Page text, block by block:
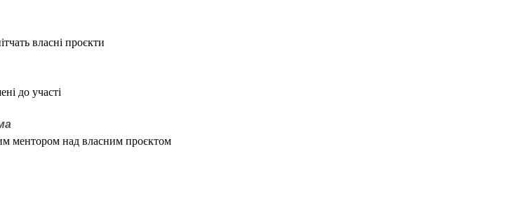
власні проєкти
до участі
ментором над власним проєктом